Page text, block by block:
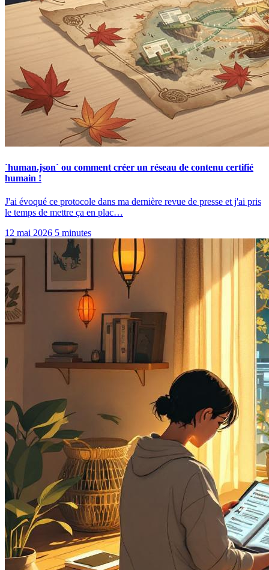
`human.json` ou comment créer un réseau de contenu certifié
humain !
J'ai évoqué ce protocole dans ma dernière revue de presse et j'ai pris
le temps de mettre ça en plac…
12 mai 2026 5 minutes